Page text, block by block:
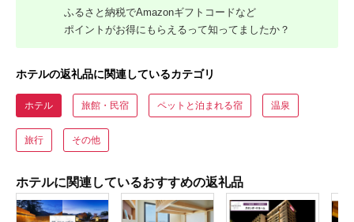
ふるさと納税でAmazonギフトコードなど
ポイントがお得にもらえるって知ってましたか？
ホテルの返礼品に関連しているカテゴリ
ホテル 旅館・民宿 ペットと泊まれる宿 温泉
旅行 その他
ホテルに関連しているおすすめの返礼品